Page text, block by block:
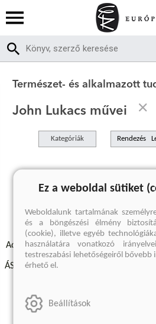
Természet- és alkalmazott
John Lukacs művei
Kategóriák Rendezés
A keresett
Adatvédelmi szabályzatok Elállási
ÁSZF - Vásárlási feltételek
Szállítási információk
Ez a weboldal sütiket
Weboldalunk tartalmának
és a böngészési élmény
(cookie), illetve egyéb
használatára vonatkozó
testreszabási lehetőségeiről
érhető el.
Beállítások